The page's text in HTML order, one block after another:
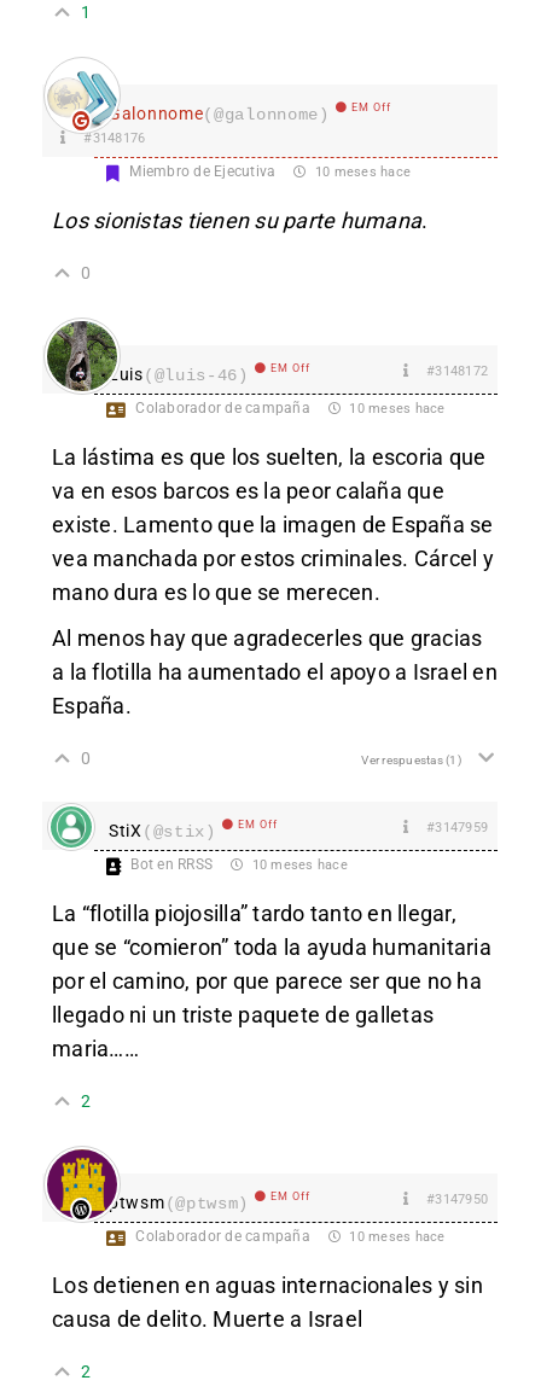
1
Galonnome(@galonnome) EM Off
#3148176
Miembro de Ejecutiva 10 meses hace
Los sionistas tienen su parte humana.
0
Luis(@luis-46) EM Off #3148172
Colaborador de campaña 10 meses hace
La lástima es que los suelten, la escoria que
va en esos barcos es la peor calaña que
existe. Lamento que la imagen de España se
vea manchada por estos criminales. Cárcel y
mano dura es lo que se merecen.
Al menos hay que agradecerles que gracias
a la flotilla ha aumentado el apoyo a Israel en
España.
0 Ver respuestas(1)
StiX (@stix) EM Off #3147959
Bot en RRSS 10 meses hace
La “flotilla piojosilla” tardo tanto en llegar,
que se “comieron” toda la ayuda humanitaria
por el camino, por que parece ser que no ha
llegado ni un triste paquete de galletas
maria……
2
ptwsm(@ptwsm) EM Off #3147950
Colaborador de campaña 10 meses hace
Los detienen en aguas internacionales y sin
causa de delito. Muerte a Israel
2